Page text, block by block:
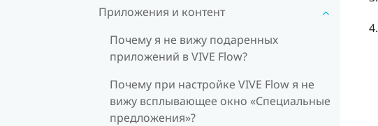
Приложения и контент
Почему я не вижу подаренных
приложений в VIVE Flow?
Почему при настройке VIVE Flow я не
вижу всплывающее окно «Специальные
предложения»?